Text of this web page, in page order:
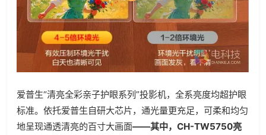
爱普生“清亮全彩亲子护眼系列”投影机，全系亮度均超护眼
标准。依托爱普生自研大芯片，通光量更充足，可柔和均匀
地呈现通透清亮的百寸大画面——其中，CH-TW5750亮